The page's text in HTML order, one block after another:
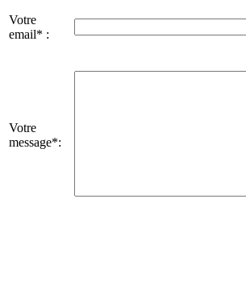
Votre
email* :
Votre
message*: